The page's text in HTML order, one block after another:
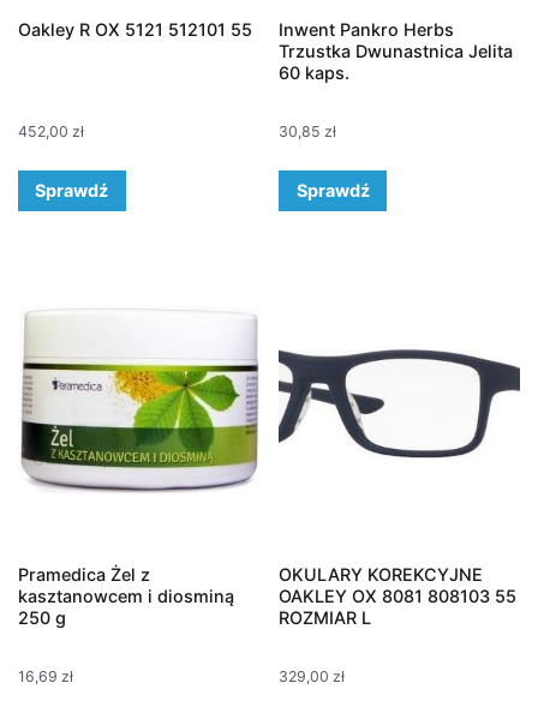
Oakley R OX 5121 512101 55
452,00 zł
Sprawdź
Inwent Pankro Herbs
Trzustka Dwunastnica Jelita
60 kaps.
30,85zł
Sprawdź
Pramedica Żel z
kasztanowcem i diosminą
250 g
16,69 zł
OKULARY KOREKCYJNE
OAKLEY OX 8081 808103 55
ROZMIAR L
329,00zł